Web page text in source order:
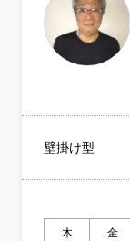
壁掛け型
木 金